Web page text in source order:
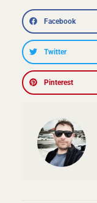
Facebook
Twitter
Pinterest